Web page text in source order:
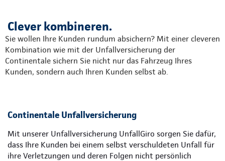
Clever kombineren.
Sie wollen Ihre Kunden rundum absichern? Mit einer cleveren
Kombination wie mit der Unfallversicherung der
Continentale sichern Sie nicht nur das Fahrzeug Ihres
Kunden, sondern auch Ihren Kunden selbst ab.
Continentale Unfallversicherung
Mit unserer Unfallversicherung UnfallGiro sorgen Sie dafür,
dass Ihre Kunden bei einem selbst verschuldeten Unfall für
ihre Verletzungen und deren Folgen nicht persönlich